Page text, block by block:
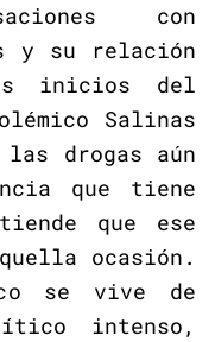
con
y su relación
inicios del
Salinas
drogas aún
que tiene
que ese
ocasión.
se vive de
intenso,